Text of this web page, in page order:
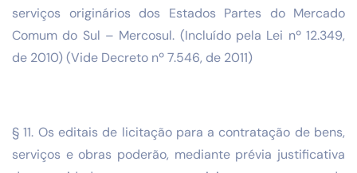
serviços originários dos Estados Partes do Mercado
Comum do Sul – Mercosul. (Incluído pela Lei nº 12.349,
de 2010) (Vide Decreto nº 7.546, de 2011)
§ 11. Os editais de licitação para a contratação de bens,
serviços e obras poderão, mediante prévia justificativa